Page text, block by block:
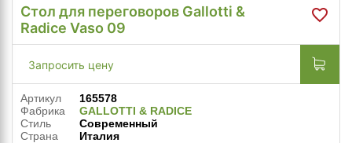
Стол для переговоров Gallotti &
Radice Vaso 09
Запросить цену
Артикул
165578
Фабрика
GALLOTTI & RADICE
Стиль
Современный
Страна
Италия